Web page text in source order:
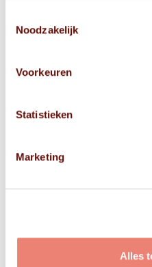
Noodzakelijk
Voorkeuren
Statistieken
Marketing
Alles